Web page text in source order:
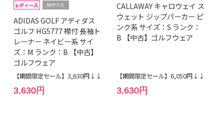
ADIDAS GOLF アディダス
ゴルフ HG5777 襟付 長袖ト
レーナー ネイビー系 サイ
ズ：M ランク：B 【中古】
ゴルフウェア
【期間限定セール】3,630円↓↓
3,630円
CALLAWAY キャロウェイ ス
ウェット ジップパーカー ピ
ンク系 サイズ：S ランク：
B 【中古】ゴルフウェア
【期間限定セール】6,050円↓↓
3,630円